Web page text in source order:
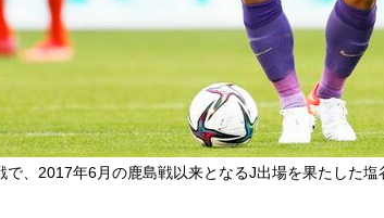
で、2017年6月の鹿島戦以来となるJ出場を果たした塩